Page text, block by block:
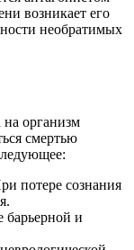
возникает его
необратимых
организм
смертью
потере сознания
барьерной и